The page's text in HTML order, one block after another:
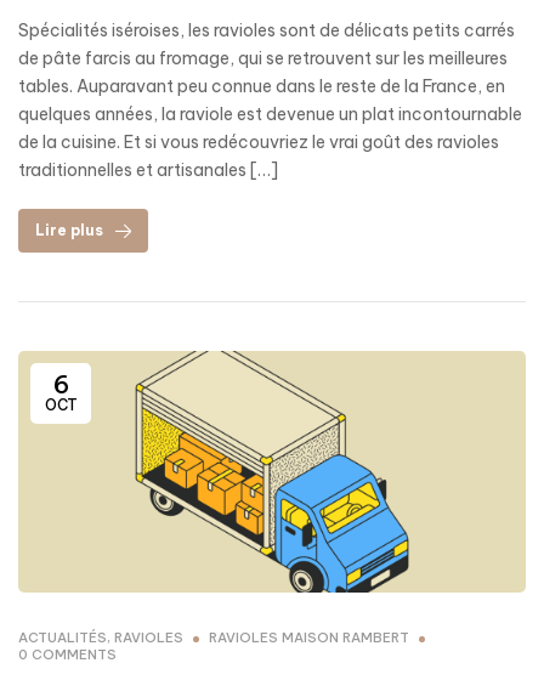
Spécialités iséroises, les ravioles sont de délicats petits carrés
de pâte farcis au fromage, qui se retrouvent sur les meilleures
tables. Auparavant peu connue dans le reste de la France, en
quelques années, la raviole est devenue un plat incontournable
de la cuisine. Et si vous redécouvriez le vrai goût des ravioles
traditionnelles et artisanales […]
Lire plus
6
OCT
ACTUALITÉS, RAVIOLES
RAVIOLES MAISON RAMBERT
0 COMMENTS